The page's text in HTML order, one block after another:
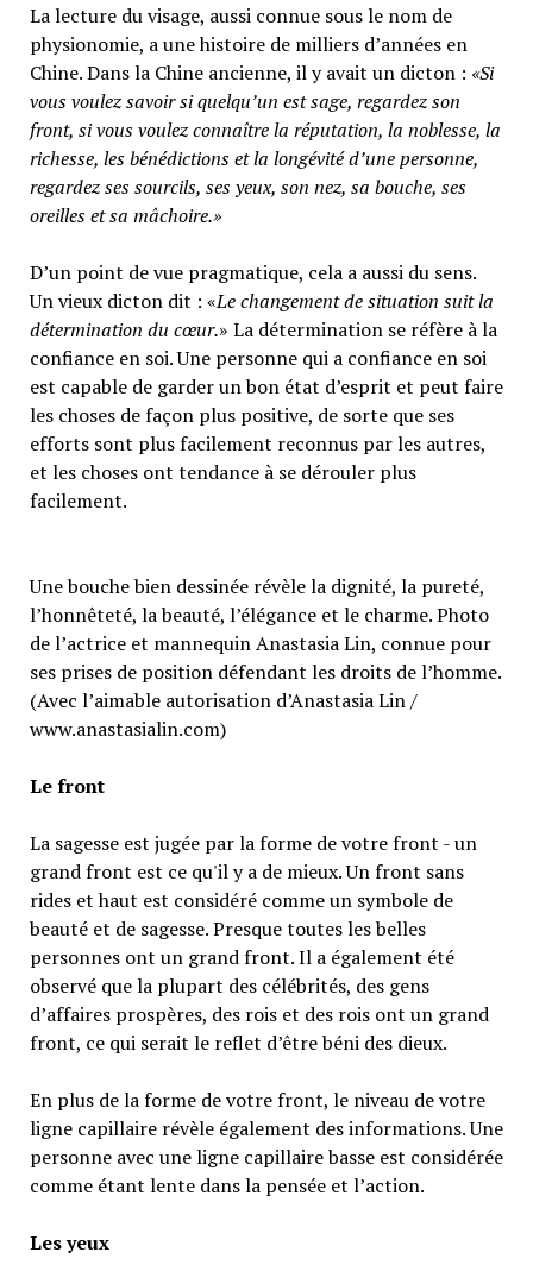
La lecture du visage, aussi connue sous le nom de
physionomie, a une histoire de milliers d’années en
Chine. Dans la Chine ancienne, il y avait un dicton : «Si
vous voulez savoir si quelqu’un est sage, regardez son
front, si vous voulez connaître la réputation, la noblesse, la
richesse, les bénédictions et la longévité d’une personne,
regardez ses sourcils, ses yeux, son nez, sa bouche, ses
oreilles et sa mâchoire.»
D’un point de vue pragmatique, cela a aussi du sens.
Un vieux dicton dit : «Le changement de situation suit la
détermination du cœur.» La détermination se réfère à la
confiance en soi. Une personne qui a confiance en soi
est capable de garder un bon état d’esprit et peut faire
les choses de façon plus positive, de sorte que ses
efforts sont plus facilement reconnus par les autres,
et les choses ont tendance à se dérouler plus
facilement.
Une bouche bien dessinée révèle la dignité, la pureté,
l’honnêteté, la beauté, l’élégance et le charme. Photo
de l’actrice et mannequin Anastasia Lin, connue pour
ses prises de position défendant les droits de l’homme.
(Avec l’aimable autorisation d’Anastasia Lin /
www.anastasialin.com)
Le front
La sagesse est jugée par la forme de votre front - un
grand front est ce qu'il y a de mieux. Un front sans
rides et haut est considéré comme un symbole de
beauté et de sagesse. Presque toutes les belles
personnes ont un grand front. Il a également été
observé que la plupart des célébrités, des gens
d’affaires prospères, des rois et des rois ont un grand
front, ce qui serait le reflet d’être béni des dieux.
En plus de la forme de votre front, le niveau de votre
ligne capillaire révèle également des informations. Une
personne avec une ligne capillaire basse est considérée
comme étant lente dans la pensée et l’action.
Les yeux